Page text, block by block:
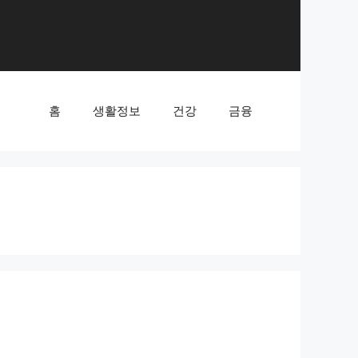
홈 생활정보 건강 금융